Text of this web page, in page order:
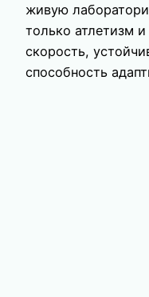
живую
только атлетизм
скорость,
способность